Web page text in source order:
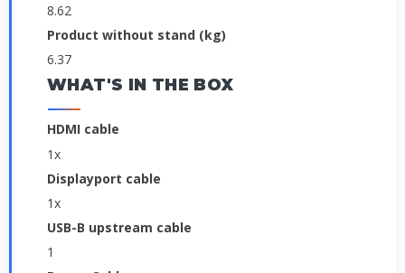
8.62
Product without stand (kg)
6.37
WHAT'S IN THE BOX
HDMI cable
1x
Displayport cable
1x
USB-B upstream cable
1